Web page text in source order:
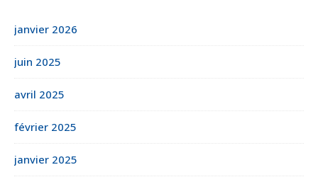
janvier 2026
juin 2025
avril 2025
février 2025
janvier 2025